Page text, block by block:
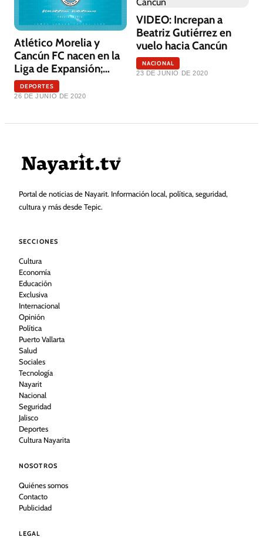
Atlético Morelia y
Cancún FC nacen en la
Liga de Expansión;
Atlante regresa a
CDMX
DEPORTES
26 DE JUNIO DE 2020
VIDEO: Increpan a
Beatriz Gutiérrez en
vuelo hacia Cancún
NACIONAL
23 DE JUNIO DE 2020
Portal de noticias de Nayarit. Información local, política, seguridad,
cultura y más desde Tepic.
SECCIONES
Cultura
Economía
Educación
Exclusiva
Internacional
Opinión
Política
Puerto Vallarta
Salud
Sociales
Tecnología
Nayarit
Nacional
Seguridad
Jalisco
Deportes
Cultura Nayarita
NOSOTROS
Quiénes somos
Contacto
Publicidad
LEGAL